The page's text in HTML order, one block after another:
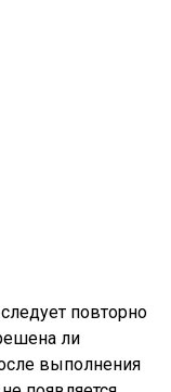
повторно
ли
выполнения